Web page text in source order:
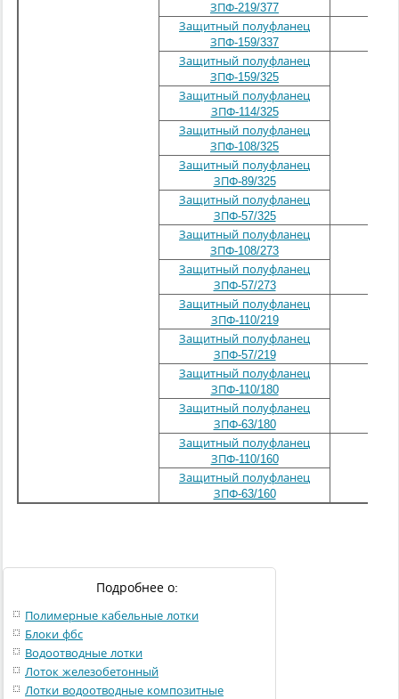
ЗПФ-219/377
Защитный полуфланец
ЗПФ-159/337
Защитный полуфланец
ЗПФ-159/325
Защитный полуфланец
ЗПФ-114/325
Защитный полуфланец
ЗПФ-108/325
Защитный полуфланец
ЗПФ-89/325
Защитный полуфланец
ЗПФ-57/325
Защитный полуфланец
ЗПФ-108/273
Защитный полуфланец
ЗПФ-57/273
Защитный полуфланец
ЗПФ-110/219
Защитный полуфланец
ЗПФ-57/219
Защитный полуфланец
ЗПФ-110/180
Защитный полуфланец
ЗПФ-63/180
Защитный полуфланец
ЗПФ-110/160
Защитный полуфланец
ЗПФ-63/160
Подробнее о:
Полимерные кабельные лотки
Блоки фбс
Водоотводные лотки
Лоток железобетонный
Лотки водоотводные композитные